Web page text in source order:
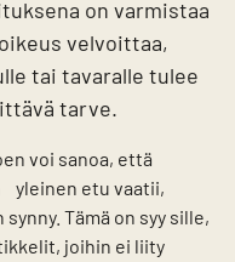
on varmistaa
velvoittaa,
tai tavaralle tulee
tarve.
voi sanoa, että
yleinen etu vaatii,
Tämä on syy sille,
joihin ei liity